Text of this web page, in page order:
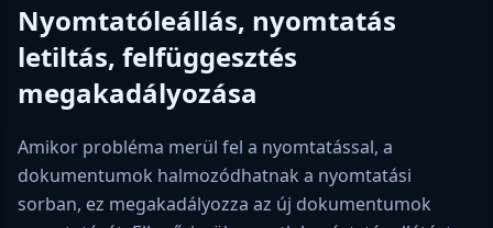
Nyomtatóleállás, nyomtatás
letiltás, felfüggesztés
megakadályozása
Amikor probléma merül fel a nyomtatással, a
dokumentumok halmozódhatnak a nyomtatási
sorban, ez megakadályozza az új dokumentumok